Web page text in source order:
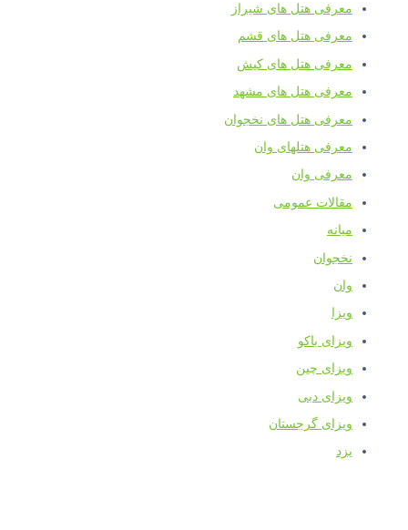
معرفی هتل های شیراز
معرفی هتل های قشم
معرفی هتل های کیش
معرفی هتل های مشهد
معرفی هتل های نخجوان
معرفی هتلهای وان
معرفی وان
مقالات عمومی
میانه
نخجوان
وان
ویزا
ویزای باکو
ویزای چین
ویزای دبی
ویزای گرجستان
یزد